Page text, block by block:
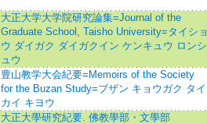
大正大学大学院研究論集=Journal of the
Graduate School, Taisho University=タイショ
ウ ダイガク ダイガクイン ケンキュウ ロンシ
ュウ
豊山教学大会紀要=Memoirs of the Society
for the Buzan Study=ブザン キョウガク タイ
カイ キヨウ
大正大學研究紀要. 佛教學部・文學部